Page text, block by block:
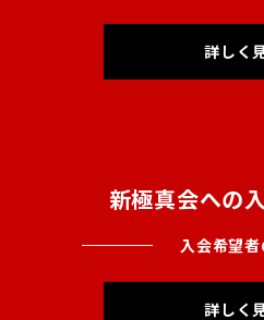
詳しく
新極真会への
入会希望
詳しく